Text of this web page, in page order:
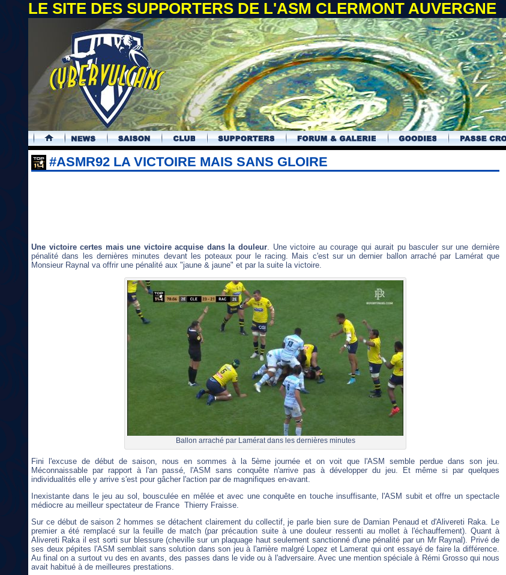
LE SITE DES SUPPORTERS DE L'ASM CLERMONT AUVERGNE
.
#ASMR92 LA VICTOIRE MAIS SANS GLOIRE
Une victoire certes mais une victoire acquise dans la douleur. Une victoire au courage qui aurait pu basculer sur une dernière
pénalité dans les dernières minutes devant les poteaux pour le racing. Mais c'est sur un dernier ballon arraché par Lamérat que
Monsieur Raynal va offrir une pénalité aux "jaune & jaune" et par la suite la victoire.
Ballon arraché par Lamérat dans les dernières minutes
Fini l'excuse de début de saison, nous en sommes à la 5ème journée et on voit que l'ASM semble perdue dans son jeu.
Méconnaissable par rapport à l'an passé, l'ASM sans conquête n'arrive pas à développer du jeu. Et même si par quelques
individualités elle y arrive s'est pour gâcher l'action par de magnifiques en-avant.
Inexistante dans le jeu au sol, bousculée en mêlée et avec une conquête en touche insuffisante, l'ASM subit et offre un spectacle
médiocre au meilleur spectateur de France Thierry Fraisse.
Sur ce début de saison 2 hommes se détachent clairement du collectif, je parle bien sure de Damian Penaud et d'Alivereti Raka. Le
premier a été remplacé sur la feuille de match (par précaution suite à une douleur ressenti au mollet à l'échauffement). Quant à
Alivereti Raka il est sorti sur blessure (cheville sur un plaquage haut seulement sanctionné d'une pénalité par un Mr Raynal). Privé de
ses deux pépites l'ASM semblait sans solution dans son jeu à l'arrière malgré Lopez et Lamerat qui ont essayé de faire la différence.
Au final on a surtout vu des en avants, des passes dans le vide ou à l'adversaire. Avec une mention spéciale à Rémi Grosso qui nous
avait habitué à de meilleures prestations.